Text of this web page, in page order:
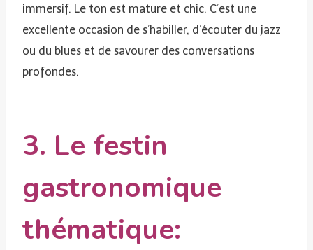
immersif. Le ton est mature et chic. C’est une
excellente occasion de s’habiller, d’écouter du jazz
ou du blues et de savourer des conversations
profondes.
3. Le festin
gastronomique
thématique: